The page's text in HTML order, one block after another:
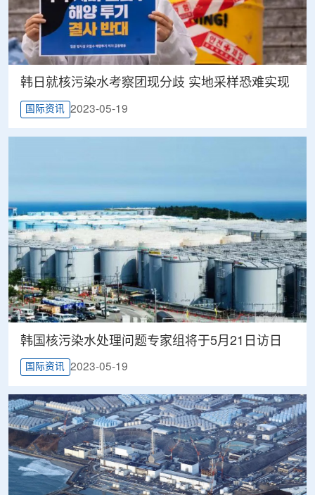
韩日就核污染水考察团现分歧 实地采样恐难实现
国际资讯 2023-05-19
韩国核污染水处理问题专家组将于5月21日访日
国际资讯 2023-05-19